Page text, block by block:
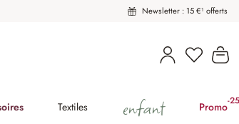
Newsletter : 15 €¹ offerts
Vous
Textiles enfant Promo-